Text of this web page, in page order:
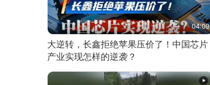
04:09
大逆转，长鑫拒绝苹果压价了！中国芯片
产业实现怎样的逆袭？